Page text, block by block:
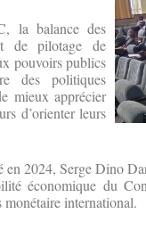
la balance des
de pilotage de
pouvoirs publics
des politiques
mieux apprécier
d’orienter leurs
2024, Serge Dino
économique du
international.